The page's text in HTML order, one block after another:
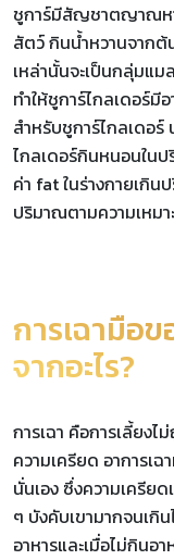
ชูการ์มีสัญชาตญาณห
สัตว์ กินน้ำหวานจากต้
เหล่านั้นจะเป็นกลุ่มแ
ทำให้ชูการ์ไกลเดอร์มี
สำหรับชูการ์ไกลเดอร์
ไกลเดอร์กินหนอนใน
ค่า fat ในร่างกายเกิน
ปริมาณตามความเหมา
การเฉามือ
จากอะไร?
การเฉา คือการเลี้ยงไ
ความเครียด อาการเ
นั่นเอง ซึ่งความเครีย
ๆ บังคับเขามากจนเกิ
อาหารและเมื่อไม่กินอ